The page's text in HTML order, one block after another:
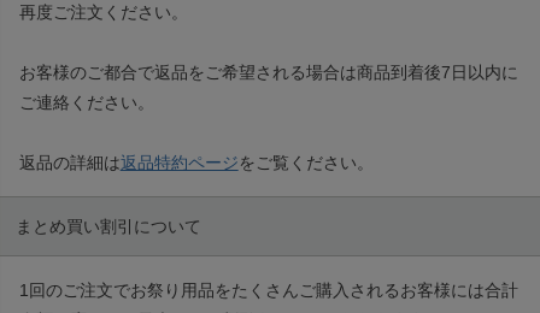
再度ご注文ください。
お客様のご都合で返品をご希望される場合は商品到着後7日以内に
ご連絡ください。
返品の詳細は返品特約ページをご覧ください。
まとめ買い割引について
1回のご注文でお祭り用品をたくさんご購入されるお客様には合計